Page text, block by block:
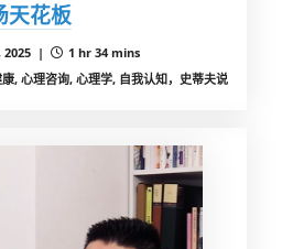
天花板
2025 |
1 hr 34 mins
, 心理咨询, 心理学, 自我认知，史蒂夫说